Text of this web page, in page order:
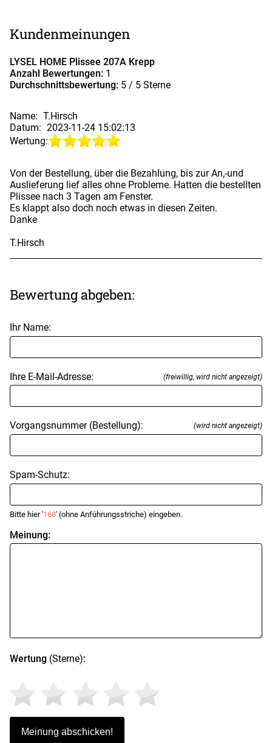
Kundenmeinungen
LYSEL HOME Plissee 207A Krepp
Anzahl Bewertungen: 1
Durchschnittsbewertung: 5 / 5 Sterne
Name: T.Hirsch
Datum: 2023-11-24 15:02:13
Wertung:
Von der Bestellung, über die Bezahlung, bis zur An,-und
Auslieferung lief alles ohne Probleme. Hatten die bestellten
Plissee nach 3 Tagen am Fenster.
Es klappt also doch noch etwas in diesen Zeiten.
Danke
T.Hirsch
Bewertung abgeben:
Ihr Name:
Ihre E-Mail-Adresse: (freiwillig, wird nicht angezeigt)
Vorgangsnummer (Bestellung): (wird nicht angezeigt)
Spam-Schutz:
Bitte hier '168' (ohne Anführungsstriche) eingeben.
Meinung:
Wertung (Sterne):